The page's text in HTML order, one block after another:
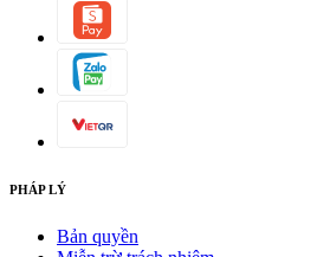
PHÁP LÝ
Bản quyền